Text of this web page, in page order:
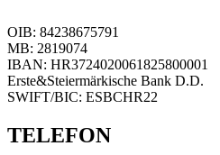
OIB: 84238675791
MB: 2819074
IBAN: HR3724020061825800001
Erste&Steiermärkische Bank D.D.
SWIFT/BIC: ESBCHR22
TELEFON